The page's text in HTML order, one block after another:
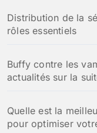
Distribution de la
rôles essentiels
Buffy contre les
actualités sur la
Quelle est la
pour optimiser